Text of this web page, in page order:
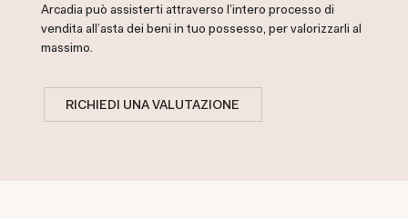
Arcadia può assisterti attraverso l'intero processo di
vendita all'asta dei beni in tuo possesso, per valorizzarli al
massimo.
RICHIEDI UNA VALUTAZIONE